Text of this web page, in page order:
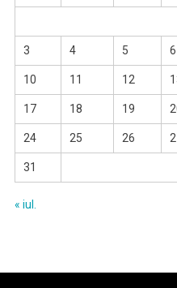
3 4 5 6
10 11 12
17 18 19
24 25 26
31
« iul.